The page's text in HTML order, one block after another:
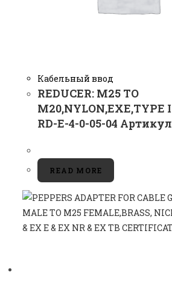
Кабельный ввод
REDUCER: M25 TO
M20,NYLON,EXE,TYPE
RD-E-4-0-05-04
READ MORE